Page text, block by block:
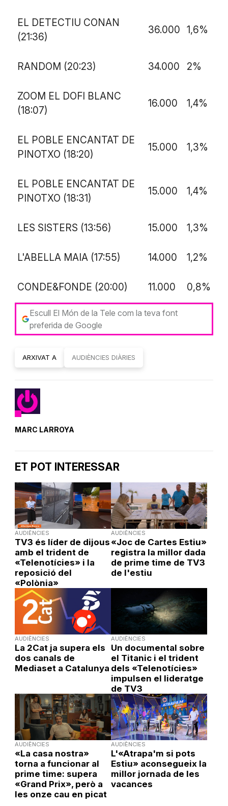
EL DETECTIU CONAN
(21:36)
36.000 1,6%
RANDOM (20:23) 34.000 2%
ZOOM EL DOFI BLANC
(18:07)
16.000 1,4%
EL POBLE ENCANTAT DE
PINOTXO (18:20)
15.000 1,3%
EL POBLE ENCANTAT DE
PINOTXO (18:31)
15.000 1,4%
LES SISTERS (13:56) 15.000 1,3%
L'ABELLA MAIA (17:55) 14.000 1,2%
CONDE&FONDE (20:00) 11.000 0,8%
Escull El Món de la Tele com la teva font
preferida de Google
ARXIVAT A AUDIÈNCIES DIÀRIES
MARC LARROYA
ET POT INTERESSAR
AUDIÈNCIES
TV3 és líder de dijous
amb el trident de
«Telenotícies» i la
reposició del
«Polònia»
AUDIÈNCIES
«Joc de Cartes Estiu»
registra la millor dada
de prime time de TV3
de l'estiu
AUDIÈNCIES
La 2Cat ja supera els
dos canals de
Mediaset a Catalunya
AUDIÈNCIES
Un documental sobre
el Titanic i el trident
dels «Telenotícies»
impulsen el lideratge
de TV3
AUDIÈNCIES
«La casa nostra»
torna a funcionar al
prime time: supera
«Grand Prix», però a
les onze cau en picat
AUDIÈNCIES
L'«Atrapa'm si pots
Estiu» aconsegueix la
millor jornada de les
vacances